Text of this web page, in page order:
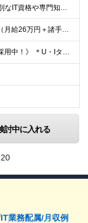
【IT業界未経験歓迎！】 特別なIT資格や専門知識は必要ありません。 ・学歴不問（文系・理系不問） ・第二新卒、既卒の方も歓迎 ・20代を中心に幅広い年代が活躍中 ・基本的なPC操作ができる方 ・タ
【首都圏】月収例29.5万円（月給26万円＋諸手当） 【東海・関西】月収例28.5万円（月給25万円＋諸手当） 【九州】月収例26万円（月給23万円＋諸手当） ※経験・スキル・前職給与を踏まえ、総合
《転勤なし・全エリア積極採用中！》 ＊U・Iターンも歓迎 ＊研修はオンライン実施 ★勤務エリアは下記よりお選びいただけます★ 【首都圏】東京・神奈川・千葉・埼玉 【東海】愛知 【関西】大阪、京都、兵庫
討中に入れる
業務配属/月収例